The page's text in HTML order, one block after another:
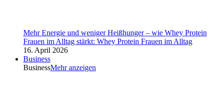
Mehr Energie und weniger Heißhunger – wie Whey Protein
Frauen im Alltag stärkt: Whey Protein Frauen im Alltag
16. April 2026
Business
BusinessMehr anzeigen